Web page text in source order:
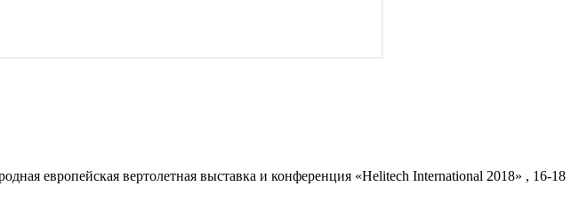
европейская вертолетная выставка и конференция «Helitech International 2018» , 16-18